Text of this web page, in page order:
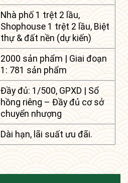
Nhà phố 1 trệt 2 lầu,
Shophouse 1 trệt 2 lầu, Biệt
thự & đất nền (dự kiến)
2000 sản phẩm | Giai đoạn
1: 781 sản phẩm
Đầy đủ: 1/500, GPXD | Sổ
hồng riêng – Đầy đủ cơ sở
chuyển nhượng
Dài hạn, lãi suất ưu đãi.